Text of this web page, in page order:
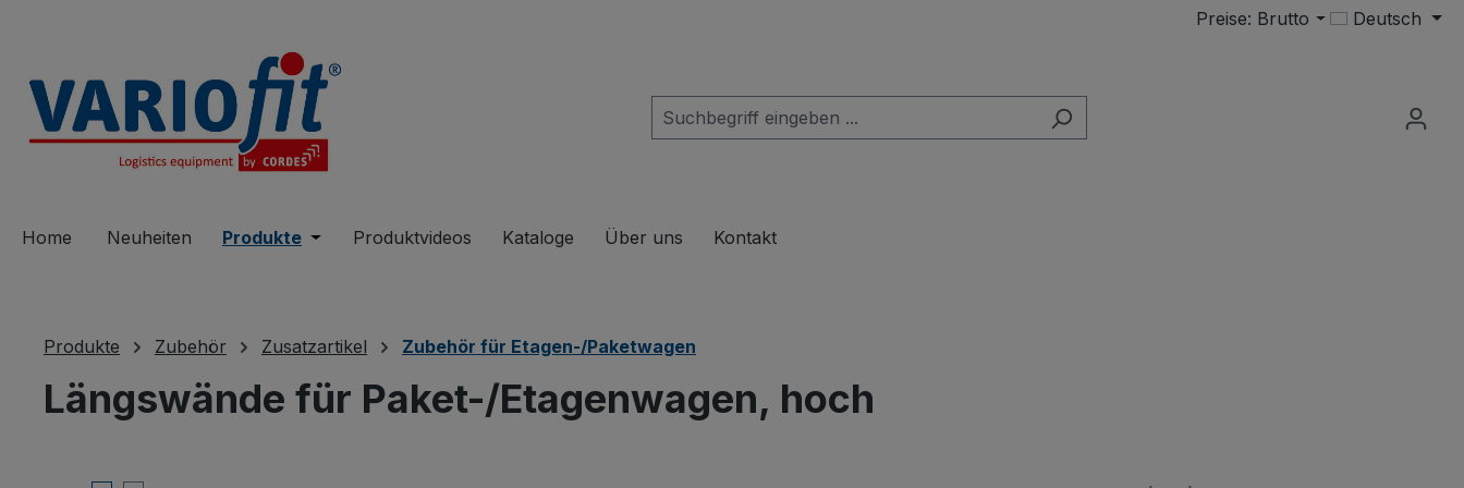
Preise: Brutto Deutsch
Home Neuheiten Produkte Öffne oder Schließe das Dropdown der Kategorie Produkte
Produktvideos Kataloge Über uns Kontakt
Produkte Zubehör Zusatzartikel Zubehör für Etagen-/Paketwagen
Längswände für Paket-/Etagenwagen, hoch